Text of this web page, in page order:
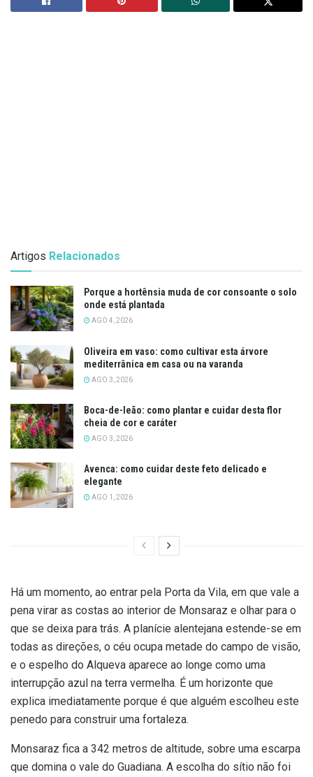
Artigos Relacionados
Porque a hortênsia muda de cor consoante o solo
onde está plantada
AGO 4, 2026
Oliveira em vaso: como cultivar esta árvore
mediterrânica em casa ou na varanda
AGO 3, 2026
Boca-de-leão: como plantar e cuidar desta flor
cheia de cor e caráter
AGO 3, 2026
Avenca: como cuidar deste feto delicado e
elegante
AGO 1, 2026
Há um momento, ao entrar pela Porta da Vila, em que vale a
pena virar as costas ao interior de Monsaraz e olhar para o
que se deixa para trás. A planície alentejana estende-se em
todas as direções, o céu ocupa metade do campo de visão,
e o espelho do Alqueva aparece ao longe como uma
interrupção azul na terra vermelha. É um horizonte que
explica imediatamente porque é que alguém escolheu este
penedo para construir uma fortaleza.
Monsaraz fica a 342 metros de altitude, sobre uma escarpa
que domina o vale do Guadiana. A escolha do sítio não foi